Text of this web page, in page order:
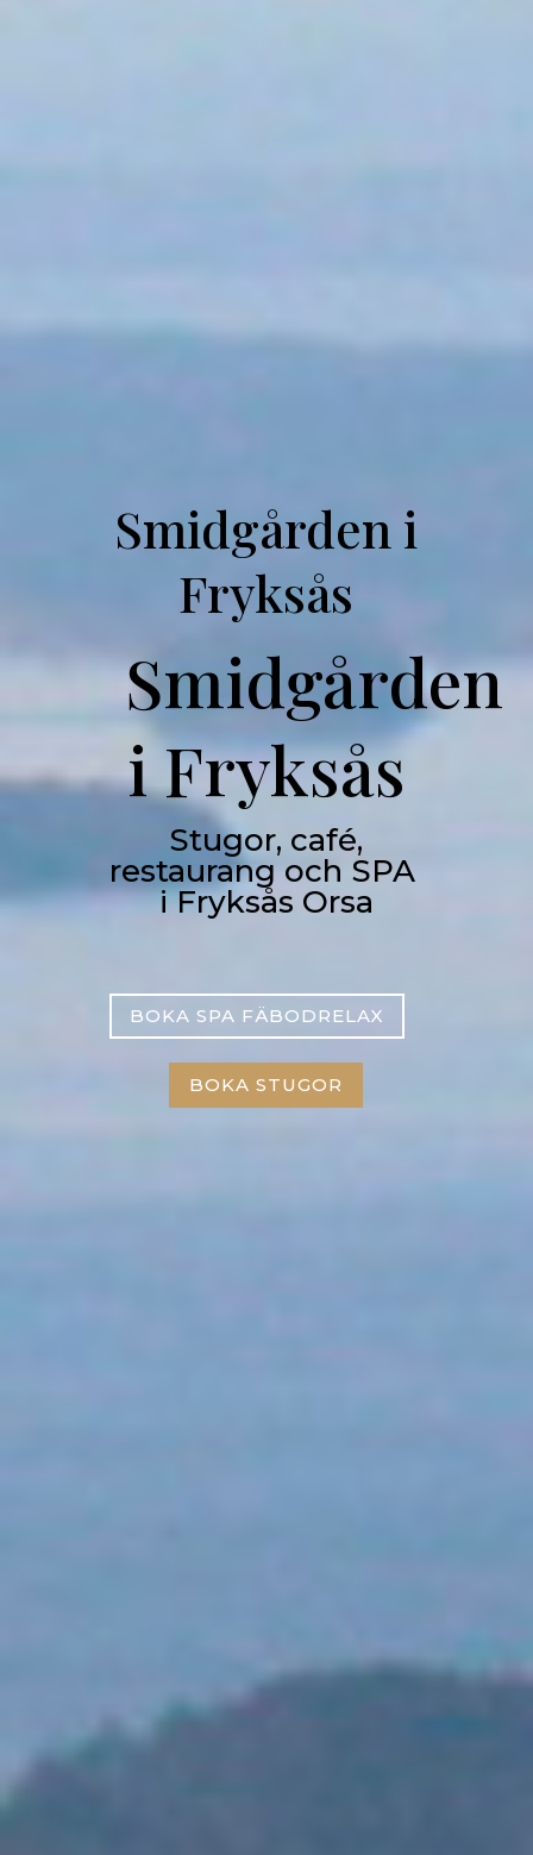
Smidgården i
Fryksås
Smidgården
i Fryksås
Stugor, café,
restaurang och SPA
i Fryksås Orsa
BOKA SPA FÄBODRELAX
BOKA STUGOR